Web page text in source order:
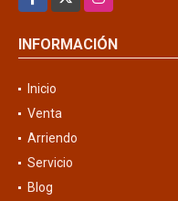
INFORMACIÓN
Inicio
Venta
Arriendo
Servicio
Blog